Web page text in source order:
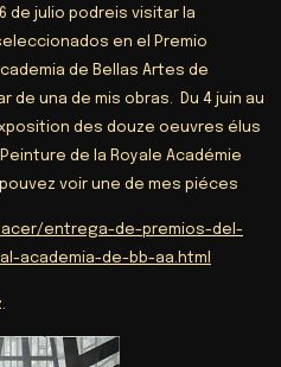
de julio podreis visitar la
en el Premio
de Bellas Artes de
de una de mis obras. Du 4 juin au
des douze oeuvres élus
de la Royale Académie
voir une de mes piéces
entrega-de-premios-del-
academia-de-bb-aa.html